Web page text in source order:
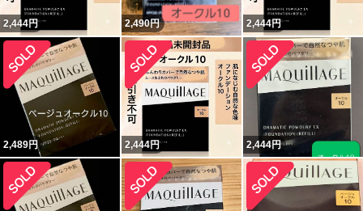
2,444円 2,490円 2,444円
2,489円 2,444円 2,444円